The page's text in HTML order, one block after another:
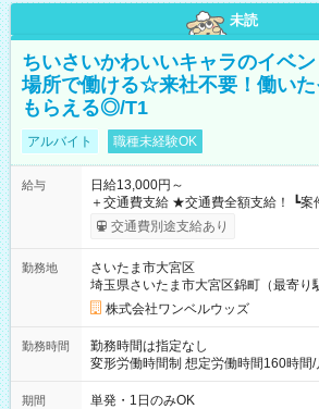
未読
ちいさいかわいいキャラのイベ
場所で働ける☆来社不要！働い
もらえる◎/T1
アルバイト 職種未経験OK
給与
日給13,000円～
＋交通費支給 ★交通費全額支給！ ┗案件により規定あり ★日払
いOK！（規定あり） ┗働いたその日
ンビニATMから 日払い分を引き落とせます！ 【試
交通費別途支給あり
勤務地
さいたま市大宮区
埼玉県さいたま市大宮区錦町（最寄り
株式会社ワンベルウッズ
勤務時間
勤務時間は指定なし
変形労働時間制 想定労働時間160時間/月 【シフト例】 ・8：
～21：00
期間 単発・1日のみOK